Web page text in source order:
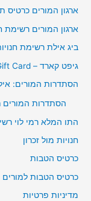
ארגון המורים כרטיס
ארגון המורים רשימת
ביג אילת רשימת
גיפט קארד – Gift Card – שופרסל רשימת חנויות
הסתדרות המורים:
הסתדרות המורים
התו המלא רמי לוי
חנויות מול זכרון
כרטיס הטבות
כרטיס הטבות למורים
מדיניות פרטיות